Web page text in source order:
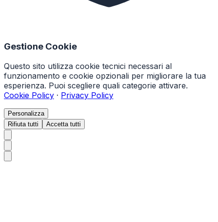
Gestione Cookie
Questo sito utilizza cookie tecnici necessari al
funzionamento e cookie opzionali per migliorare la tua
esperienza. Puoi scegliere quali categorie attivare.
Cookie Policy · Privacy Policy
Personalizza
Rifiuta tutti
Accetta tutti